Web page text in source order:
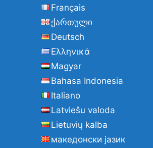
Français
ქართული
Deutsch
Ελληνικά
Magyar
Bahasa Indonesia
Italiano
Latviešu valoda
Lietuvių kalba
македонски јазик